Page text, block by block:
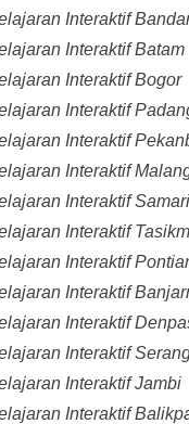
Interaktif
Interaktif Batam
Interaktif Bogor
Interaktif
Interaktif
Interaktif
Interaktif
Interaktif
Interaktif
Interaktif
Interaktif
Interaktif
Interaktif Jambi
Interaktif